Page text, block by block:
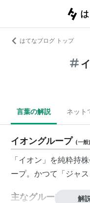
はてなブログ トップ
言葉の解説 ネット
イオングループ (一般)
「イオン 」を純粋持
ープ。かつて「ジャス
主なグループ企業解